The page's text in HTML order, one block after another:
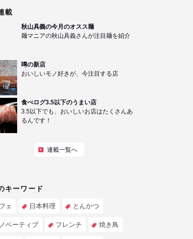
載
秋山具義の今月のオスス麺
麺マニアの秋山具義さんが注目麺を紹介
噂の新店
おいしいモノ好きが、今注目する店
食べログ3.5以下のうまい店
3.5以下でも、おいしいお店はたくさんあ
るんです！
連載一覧へ
キーワード
ェ 日本料理 とんかつ
ベーティブ フレンチ 焼き鳥